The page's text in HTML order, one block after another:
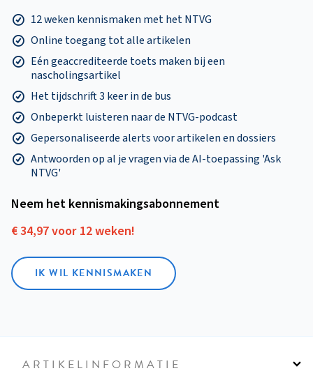
12 weken kennismaken met het NTVG
Online toegang tot alle artikelen
Eén geaccrediteerde toets maken bij een
nascholingsartikel
Het tijdschrift 3 keer in de bus
Onbeperkt luisteren naar de NTVG-podcast
Gepersonaliseerde alerts voor artikelen en dossiers
Antwoorden op al je vragen via de AI-toepassing 'Ask
NTVG'
Neem het kennismakings­abonnement
€ 34,97 voor 12 weken!
IK WIL KENNISMAKEN
ARTIKELINFORMATIE